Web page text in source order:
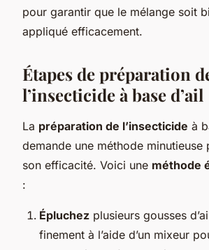
pour garantir que le mélange soit
appliqué efficacement.
Étapes de préparation
l’insecticide à base d’ail
La préparation de l’insecticide à
demande une méthode minutieuse
son efficacité. Voici une méthode
:
Épluchez plusieurs gousses
finement à l’aide d’un mixeur